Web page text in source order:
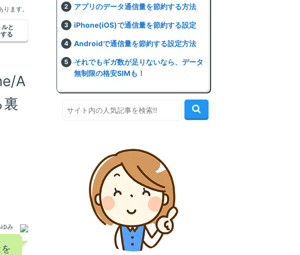
ます。
と
る
A
裏
み
アプリのデータ通信量を節約する方法
iPhone(iOS)で通信量を節約する設定
Androidで通信量を節約する設定方法
それでもギガ数が足りないなら、データ
無制限の格安SIMも！